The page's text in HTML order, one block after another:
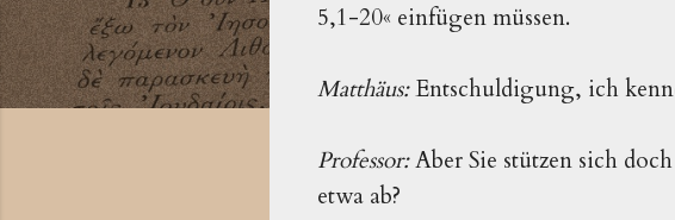
5,1-20« einfügen müssen.
Matthäus:Entschuldigung, ich
Professor:Aber Sie stützen sich
etwa ab?